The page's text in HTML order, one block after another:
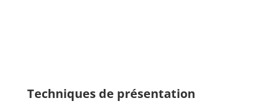
Techniques de présentation